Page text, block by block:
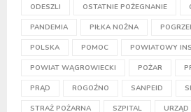
ODESZLI OSTATNIE POŻEGNANIE
PANDEMIA PIŁKA NOŻNA
POLSKA POMOC POWIATOWY
POWIAT WĄGROWIECKI POŻAR
PRĄD ROGOŹNO SANPEID
STRAŻ POŻARNA SZPITAL URZĄD